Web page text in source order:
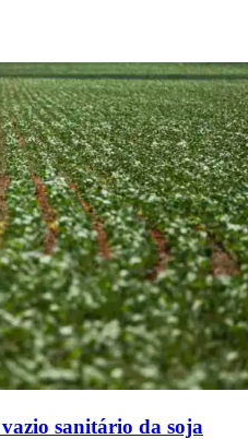
sanitário da soja